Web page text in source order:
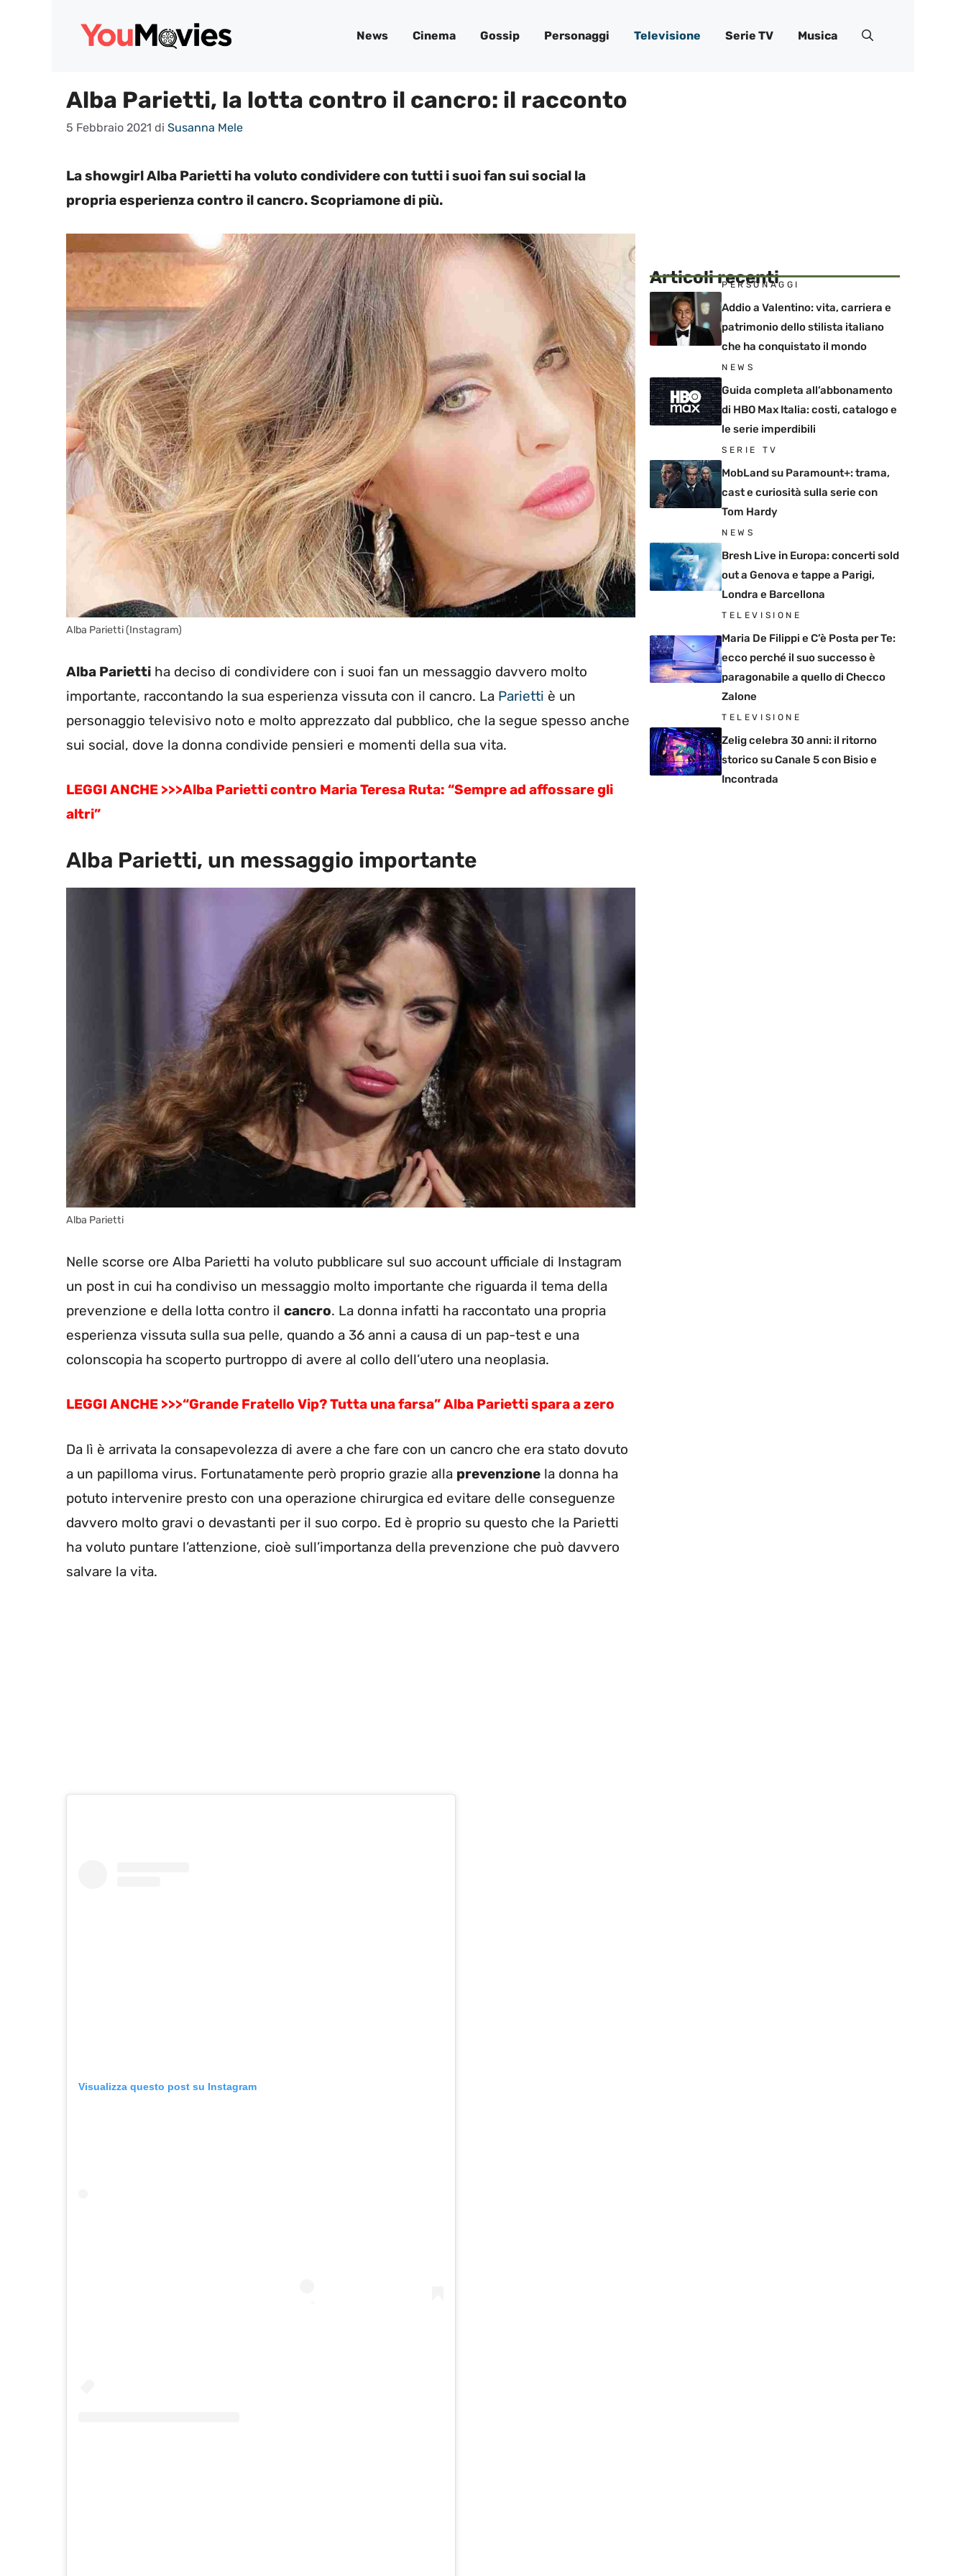
News Cinema Gossip Personaggi Televisione Serie TV Musica
Alba Parietti, la lotta contro il cancro: il racconto
5 Febbraio 2021 di Susanna Mele
La showgirl Alba Parietti ha voluto condividere con tutti i suoi fan sui social la
propria esperienza contro il cancro. Scopriamone di più.
Alba Parietti (Instagram)
Alba Parietti ha deciso di condividere con i suoi fan un messaggio davvero molto
importante, raccontando la sua esperienza vissuta con il cancro. La Parietti è un
personaggio televisivo noto e molto apprezzato dal pubblico, che la segue spesso anche
sui social, dove la donna condivide pensieri e momenti della sua vita.
LEGGI ANCHE >>>Alba Parietti contro Maria Teresa Ruta: “Sempre ad affossare gli
altri”
Alba Parietti, un messaggio importante
Alba Parietti
Nelle scorse ore Alba Parietti ha voluto pubblicare sul suo account ufficiale di Instagram
un post in cui ha condiviso un messaggio molto importante che riguarda il tema della
prevenzione e della lotta contro il cancro. La donna infatti ha raccontato una propria
esperienza vissuta sulla sua pelle, quando a 36 anni a causa di un pap-test e una
colonscopia ha scoperto purtroppo di avere al collo dell’utero una neoplasia.
LEGGI ANCHE >>>“Grande Fratello Vip? Tutta una farsa” Alba Parietti spara a zero
Da lì è arrivata la consapevolezza di avere a che fare con un cancro che era stato dovuto
a un papilloma virus. Fortunatamente però proprio grazie alla prevenzione la donna ha
potuto intervenire presto con una operazione chirurgica ed evitare delle conseguenze
davvero molto gravi o devastanti per il suo corpo. Ed è proprio su questo che la Parietti
ha voluto puntare l’attenzione, cioè sull’importanza della prevenzione che può davvero
salvare la vita.
Visualizza questo post su Instagram
Articoli recenti
PERSONAGGI
Addio a Valentino: vita, carriera e
patrimonio dello stilista italiano
che ha conquistato il mondo
NEWS
Guida completa all’abbonamento
di HBO Max Italia: costi, catalogo e
le serie imperdibili
SERIE TV
MobLand su Paramount+: trama,
cast e curiosità sulla serie con
Tom Hardy
NEWS
Bresh Live in Europa: concerti sold
out a Genova e tappe a Parigi,
Londra e Barcellona
TELEVISIONE
Maria De Filippi e C’è Posta per Te:
ecco perché il suo successo è
paragonabile a quello di Checco
Zalone
TELEVISIONE
Zelig celebra 30 anni: il ritorno
storico su Canale 5 con Bisio e
Incontrada